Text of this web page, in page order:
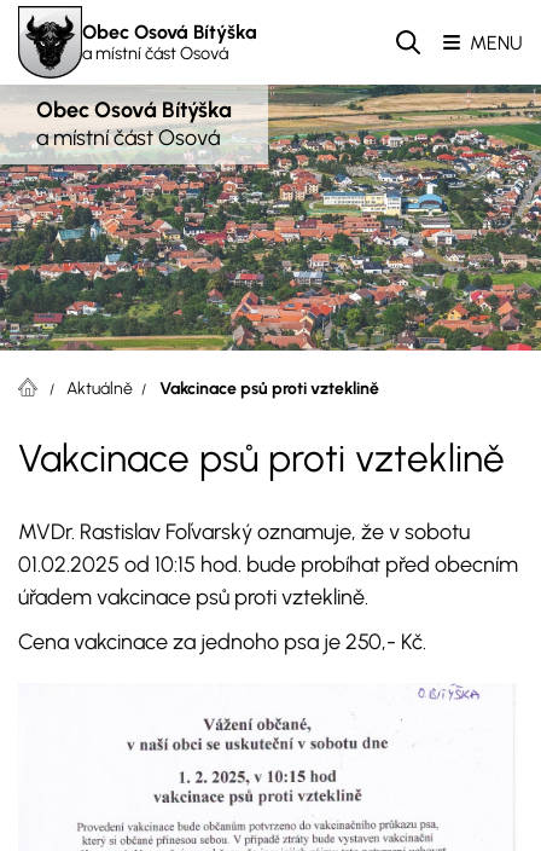
Obec Osová Bítýška
a místní část Osová MENU
Obec Osová Bítýška
a místní část Osová
Aktuálně Vakcinace psů proti vzteklině
Vakcinace psů proti vzteklině
MVDr. Rastislav Foľvarský oznamuje, že v sobotu
01.02.2025 od 10:15 hod. bude probíhat před obecním
úřadem vakcinace psů proti vzteklině.
Cena vakcinace za jednoho psa je 250,- Kč.